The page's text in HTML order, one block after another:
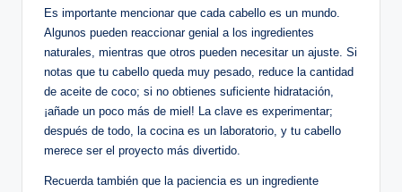
Es importante mencionar que cada cabello es un mundo.
Algunos pueden reaccionar genial a los ingredientes
naturales, mientras que otros pueden necesitar un ajuste. Si
notas que tu cabello queda muy pesado, reduce la cantidad
de aceite de coco; si no obtienes suficiente hidratación,
¡añade un poco más de miel! La clave es experimentar;
después de todo, la cocina es un laboratorio, y tu cabello
merece ser el proyecto más divertido.
Recuerda también que la paciencia es un ingrediente